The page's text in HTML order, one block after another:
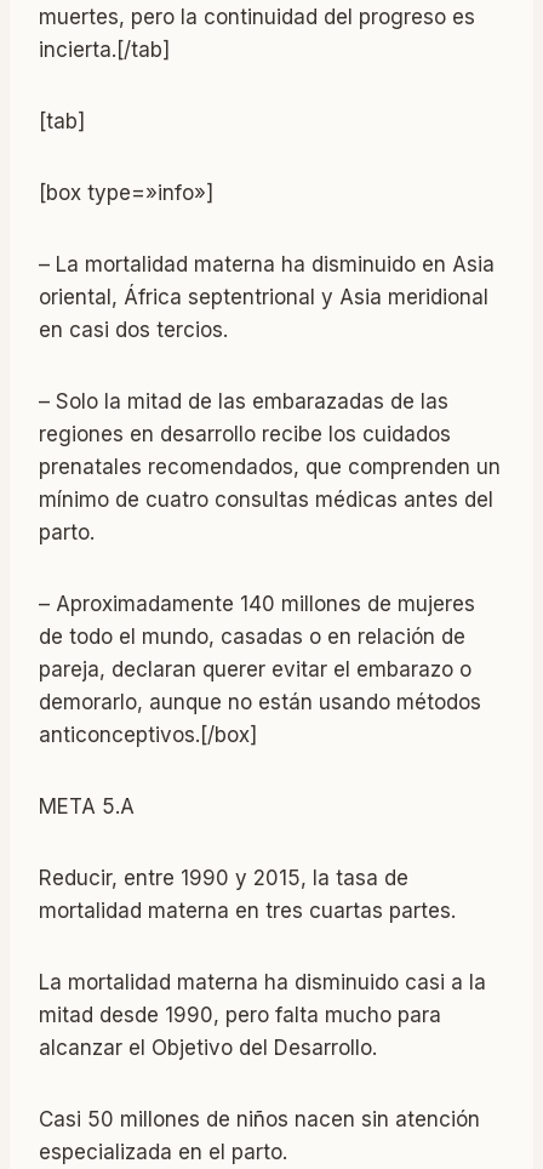
muertes, pero la continuidad del progreso es
incierta.[/tab]
[tab]
[box type=»info»]
– La mortalidad materna ha disminuido en Asia
oriental, África septentrional y Asia meridional
en casi dos tercios.
– Solo la mitad de las embarazadas de las
regiones en desarrollo recibe los cuidados
prenatales recomendados, que comprenden un
mínimo de cuatro consultas médicas antes del
parto.
– Aproximadamente 140 millones de mujeres
de todo el mundo, casadas o en relación de
pareja, declaran querer evitar el embarazo o
demorarlo, aunque no están usando métodos
anticonceptivos.[/box]
META 5.A
Reducir, entre 1990 y 2015, la tasa de
mortalidad materna en tres cuartas partes.
La mortalidad materna ha disminuido casi a la
mitad desde 1990, pero falta mucho para
alcanzar el Objetivo del Desarrollo.
Casi 50 millones de niños nacen sin atención
especializada en el parto.